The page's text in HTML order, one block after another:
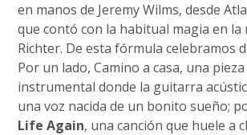
en manos de Jeremy Wilms, desde
que contó con la habitual magia en la
Richter. De esta fórmula celebramos
Por un lado, Camino a casa, una pieza
instrumental donde la guitarra
una voz nacida de un bonito sueño;
Life Again, una canción que huele a